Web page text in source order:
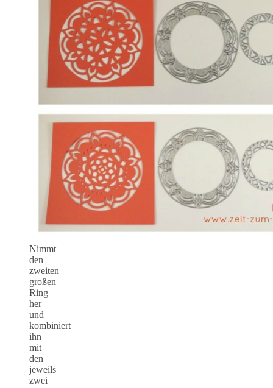
Nimmt
den
zweiten
großen
Ring
her
und
kombiniert
ihn
mit
den
jeweils
zwei